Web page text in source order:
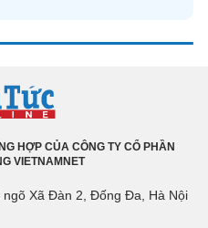
HỢP CỦA CÔNG TY CỔ PHẦN
VIETNAMNET
ngõ Xã Đàn 2, Đống Đa, Hà Nội